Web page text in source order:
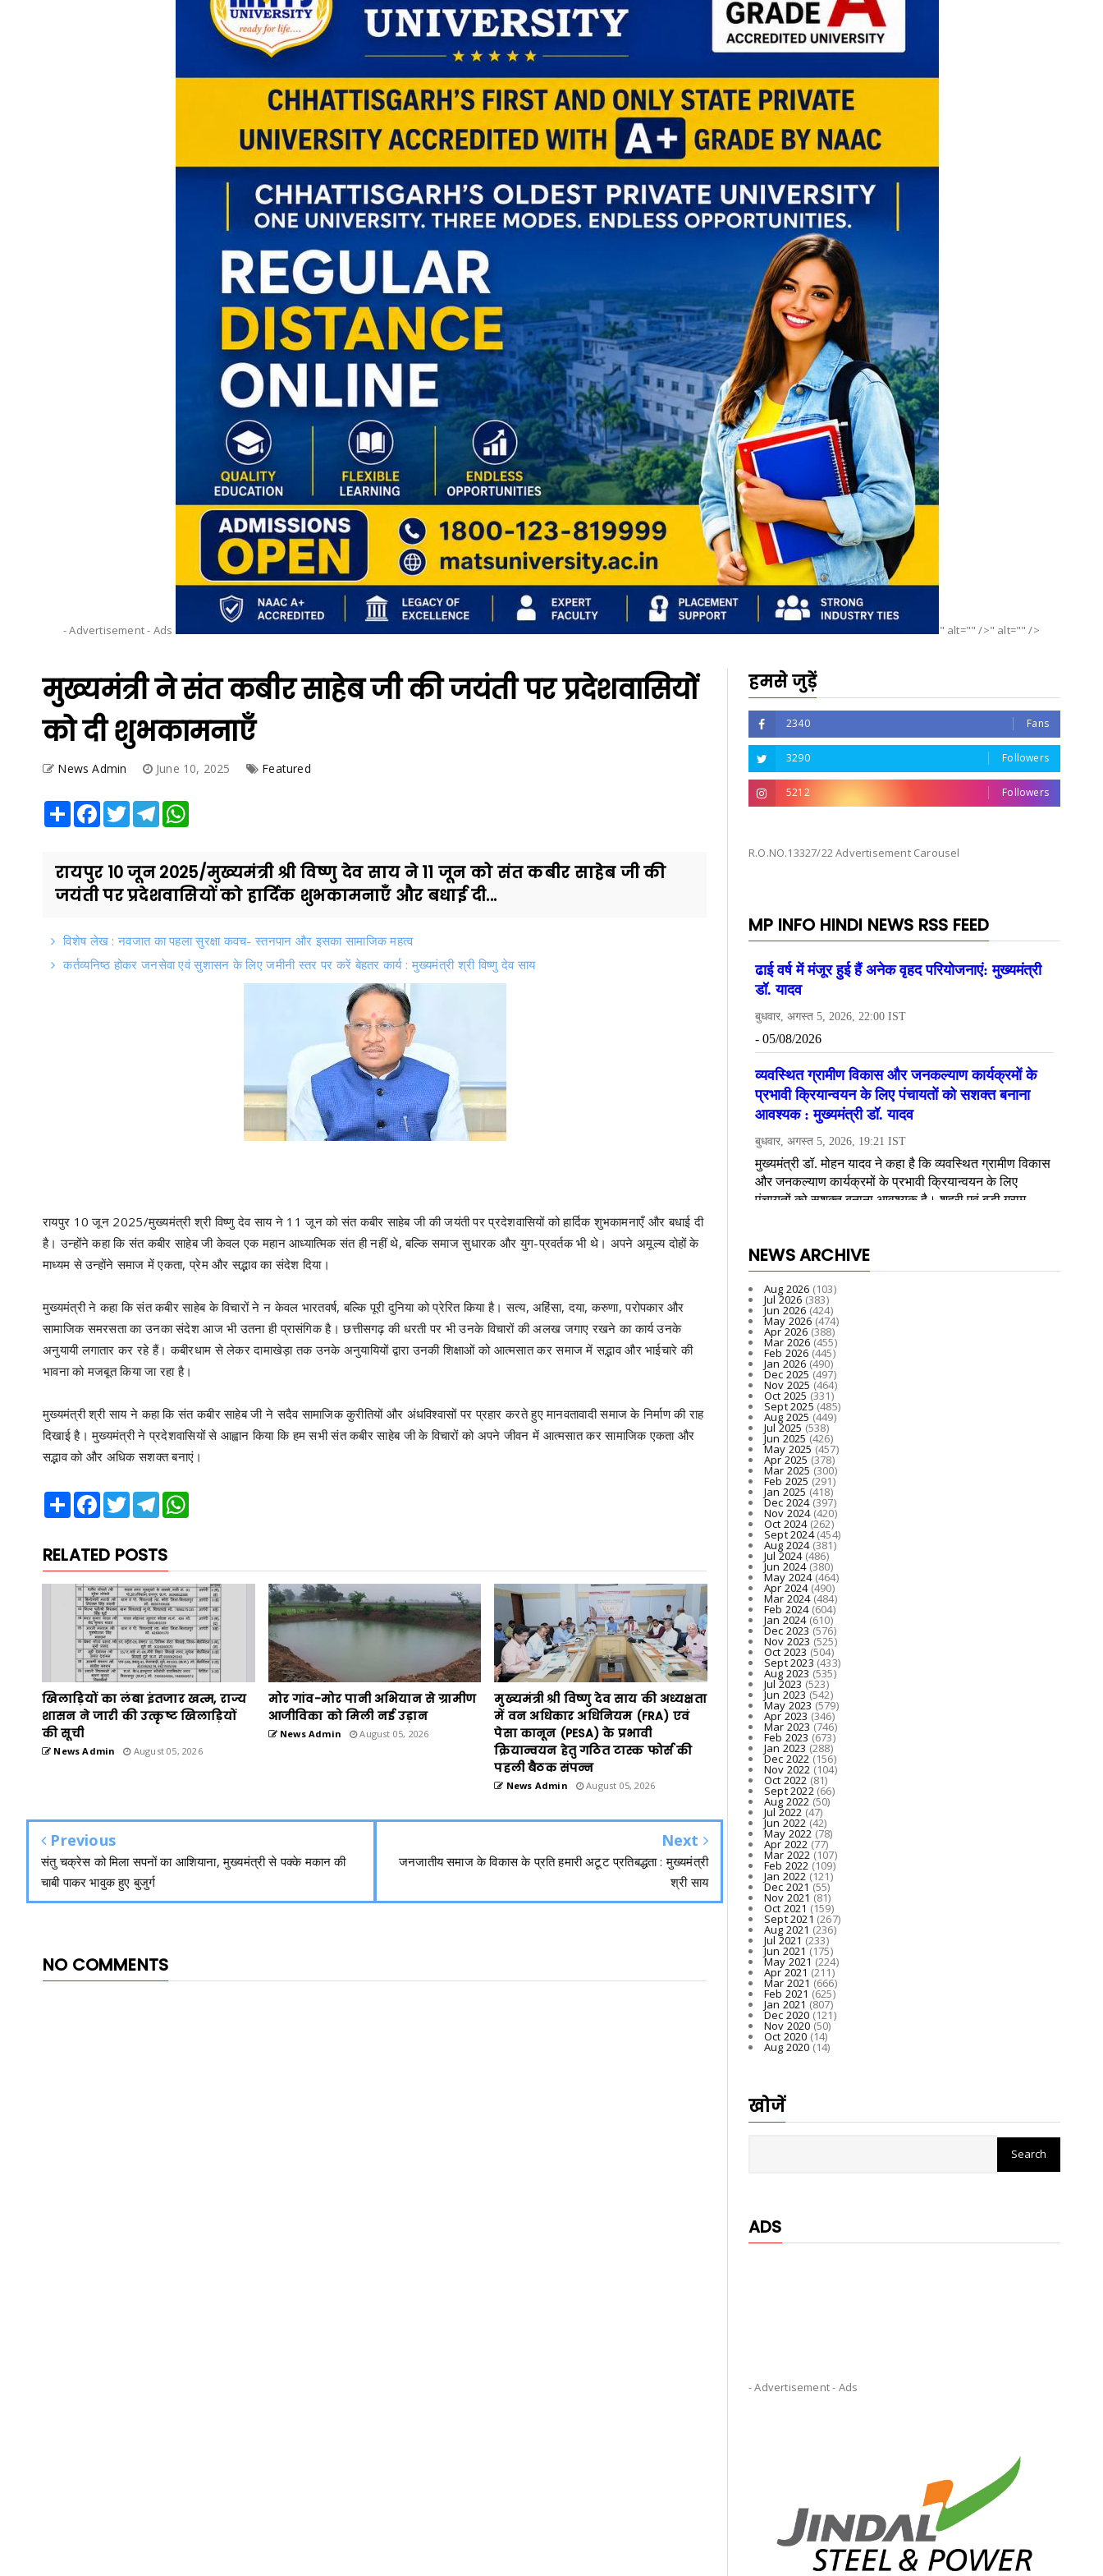
- Advertisement - Ads " alt="" />" alt="" />
मुख्यमंत्री ने संत कबीर साहेब जी की जयंती पर प्रदेशवासियों
को दी शुभकामनाएँ
News Admin June 10, 2025 Featured
Share Facebook
TwitterTelegram
रायपुर 10 जून 2025/मुख्यमंत्री श्री विष्णु देव साय ने 11 जून को संत कबीर साहेब जी की
जयंती पर प्रदेशवासियों को हार्दिक शुभकामनाएँ और बधाई दी...
विशेष लेख : नवजात का पहला सुरक्षा कवच- स्तनपान और इसका सामाजिक महत्व
कर्तव्यनिष्ठ होकर जनसेवा एवं सुशासन के लिए जमीनी स्तर पर करें बेहतर कार्य : मुख्यमंत्री श्री विष्णु देव साय
रायपुर 10 जून 2025/मुख्यमंत्री श्री विष्णु देव साय ने 11 जून को संत कबीर साहेब जी की जयंती पर प्रदेशवासियों को हार्दिक शुभकामनाएँ और बधाई दी
है। उन्होंने कहा कि संत कबीर साहेब जी केवल एक महान आध्यात्मिक संत ही नहीं थे, बल्कि समाज सुधारक और युग-प्रवर्तक भी थे। अपने अमूल्य दोहों के
माध्यम से उन्होंने समाज में एकता, प्रेम और सद्भाव का संदेश दिया।
मुख्यमंत्री ने कहा कि संत कबीर साहेब के विचारों ने न केवल भारतवर्ष, बल्कि पूरी दुनिया को प्रेरित किया है। सत्य, अहिंसा, दया, करुणा, परोपकार और
सामाजिक समरसता का उनका संदेश आज भी उतना ही प्रासंगिक है। छत्तीसगढ़ की धरती पर भी उनके विचारों की अलख जगाए रखने का कार्य उनके
अनुयायी लगातार कर रहे हैं। कबीरधाम से लेकर दामाखेड़ा तक उनके अनुयायियों द्वारा उनकी शिक्षाओं को आत्मसात कर समाज में सद्भाव और भाईचारे की
भावना को मजबूत किया जा रहा है।
मुख्यमंत्री श्री साय ने कहा कि संत कबीर साहेब जी ने सदैव सामाजिक कुरीतियों और अंधविश्वासों पर प्रहार करते हुए मानवतावादी समाज के निर्माण की राह
दिखाई है। मुख्यमंत्री ने प्रदेशवासियों से आह्वान किया कि हम सभी संत कबीर साहेब जी के विचारों को अपने जीवन में आत्मसात कर सामाजिक एकता और
सद्भाव को और अधिक सशक्त बनाएं।
Share Facebook
TwitterTelegram
RELATED POSTS
खिलाड़ियों का लंबा इंतजार खत्म, राज्य
शासन ने जारी की उत्कृष्ट खिलाड़ियों
की सूची
News Admin August 05, 2026
मोर गांव-मोर पानी अभियान से ग्रामीण
आजीविका को मिली नई उड़ान
News Admin August 05, 2026
मुख्यमंत्री श्री विष्णु देव साय की अध्यक्षता
में वन अधिकार अधिनियम (FRA) एवं
पेसा कानून (PESA) के प्रभावी
क्रियान्वयन हेतु गठित टास्क फोर्स की
पहली बैठक संपन्न
News Admin August 05, 2026
Previous
संतु चक्रेस को मिला सपनों का आशियाना, मुख्यमंत्री से पक्के मकान की
चाबी पाकर भावुक हुए बुजुर्ग
Next
जनजातीय समाज के विकास के प्रति हमारी अटूट प्रतिबद्धता : मुख्यमंत्री
श्री साय
NO COMMENTS
हमसे जुड़ें
2340 Fans
3290 Followers
5212 Followers
R.O.NO.13327/22 Advertisement Carousel
MP INFO HINDI NEWS RSS FEED
NEWS ARCHIVE
Aug 2026 (103)
Jul 2026 (383)
Jun 2026(424)
May 2026(474)
Apr 2026 (388)
Mar 2026(455)
Feb 2026 (445)
Jan 2026 (490)
Dec 2025(497)
Nov 2025 (464)
Oct 2025 (331)
Sept 2025 (485)
Aug 2025 (449)
Jul 2025 (538)
Jun 2025(426)
May 2025(457)
Apr 2025 (378)
Mar 2025 (300)
Feb 2025 (291)
Jan 2025 (418)
Dec 2024(397)
Nov 2024(420)
Oct 2024(262)
Sept 2024(454)
Aug 2024(381)
Jul 2024(486)
Jun 2024(380)
May 2024(464)
Apr 2024(490)
Mar 2024(484)
Feb 2024(604)
Jan 2024(610)
Dec 2023(576)
Nov 2023 (525)
Oct 2023 (504)
Sept 2023 (433)
Aug 2023 (535)
Jul 2023 (523)
Jun 2023(542)
May 2023(579)
Apr 2023 (346)
Mar 2023 (746)
Feb 2023 (673)
Jan 2023 (288)
Dec 2022(156)
Nov 2022 (104)
Oct 2022 (81)
Sept 2022(66)
Aug 2022 (50)
Jul 2022 (47)
Jun 2022(42)
May 2022(78)
Apr 2022 (77)
Mar 2022(107)
Feb 2022 (109)
Jan 2022 (121)
Dec 2021 (55)
Nov 2021 (81)
Oct 2021 (159)
Sept 2021 (267)
Aug 2021 (236)
Jul 2021 (233)
Jun 2021(175)
May 2021(224)
Apr 2021 (211)
Mar 2021 (666)
Feb 2021 (625)
Jan 2021 (807)
Dec 2020(121)
Nov 2020 (50)
Oct 2020 (14)
Aug 2020(14)
खोजें
ADS
- Advertisement - Ads